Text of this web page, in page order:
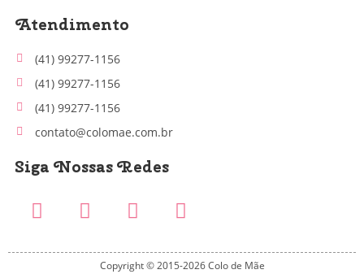
Atendimento
(41) 99277-1156
(41) 99277-1156
(41) 99277-1156
contato@colomae.com.br
Siga Nossas Redes
Copyright © 2015-2026 Colo de Mãe